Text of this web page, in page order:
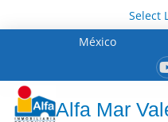
Select
México
Alfa Mar